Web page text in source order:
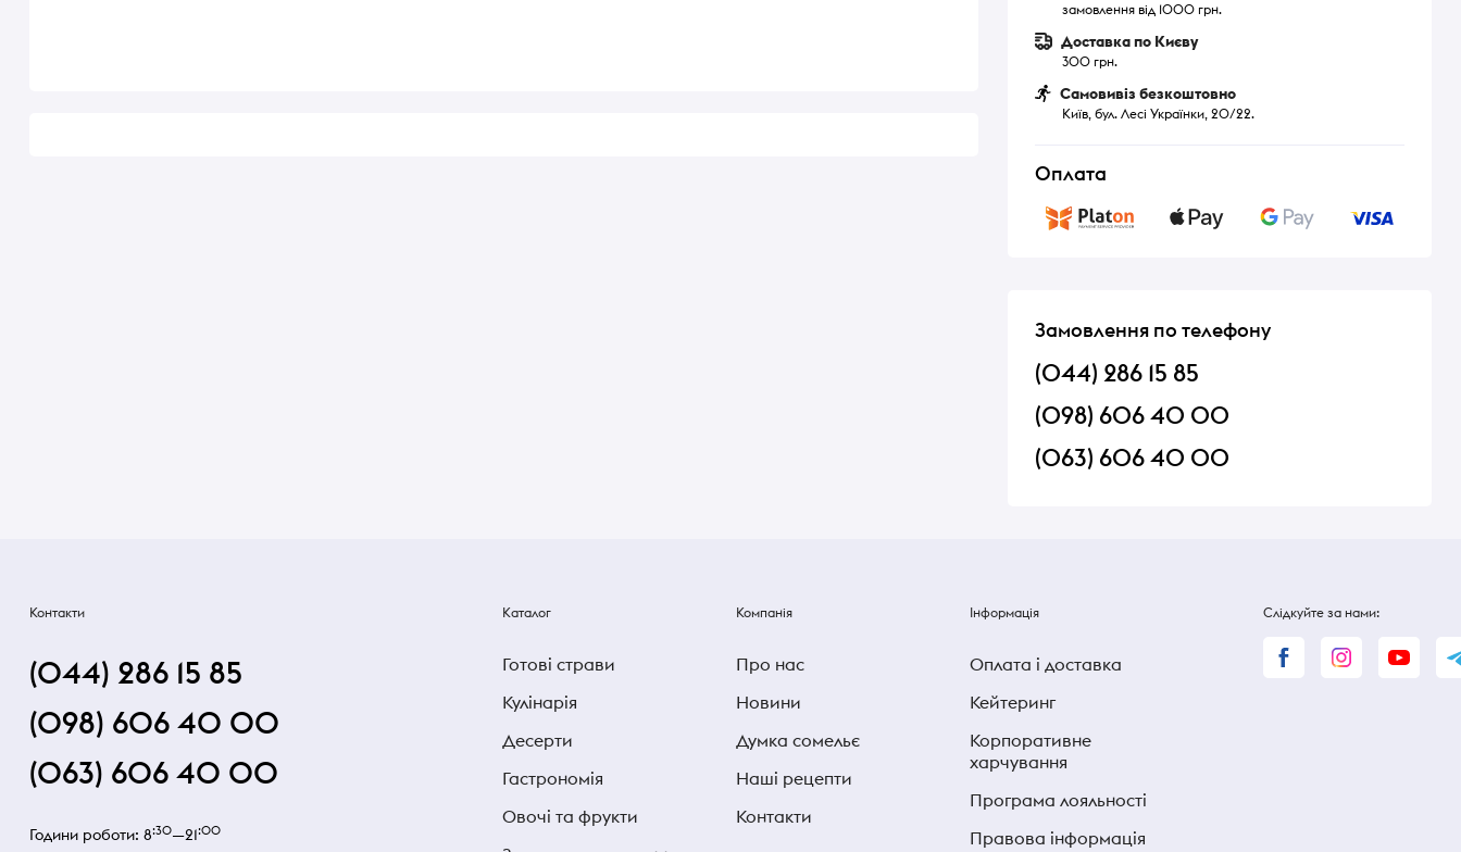
замовлення від 1000 грн.
Доставка по Києву
300 грн.
Самовивіз безкоштовно
Київ, бул. Лесі Українки, 20/22.
Оплата
Замовлення по телефону
(044) 286 15 85
(098) 606 40 00
(063) 606 40 00
Контакти
(044) 286 15 85
(098) 606 40 00
(063) 606 40 00
Години роботи: 8:30—21:00
Каталог
Готові страви
Кулінарія
Десерти
Гастрономія
Овочі та фрукти
Компанія
Про нас
Новини
Думка сомельє
Наші рецепти
Контакти
Інформація
Оплата і доставка
Кейтеринг
Корпоративне
харчування
Програма лояльності
Правова інформація
Слідкуйте за нами: